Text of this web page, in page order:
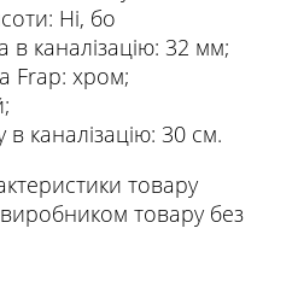
Ні, бо
в каналізацію: 32 мм;
Frap: хром;
каналізацію: 30 см.
товару
товару без